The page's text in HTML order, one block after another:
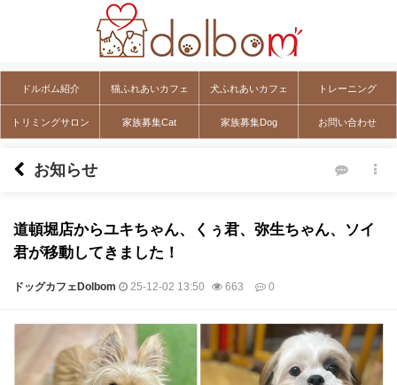
ドルボム紹介 猫ふれあいカフェ 犬ふれあいカフェ トレーニング
トリミングサロン 家族募集Cat 家族募集Dog お問い合わせ
お知らせ
道頓堀店からユキちゃん、くぅ君、弥生ちゃん、ソイ
君が移動してきました！
ドッグカフェDolbom 25-12-02 13:50 663 0